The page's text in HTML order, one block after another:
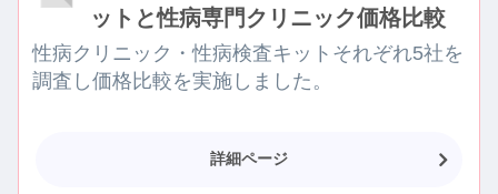
ットと性病専門クリニック価格比較
性病クリニック・性病検査キットそれぞれ5社を
調査し価格比較を実施しました。
詳細ページ